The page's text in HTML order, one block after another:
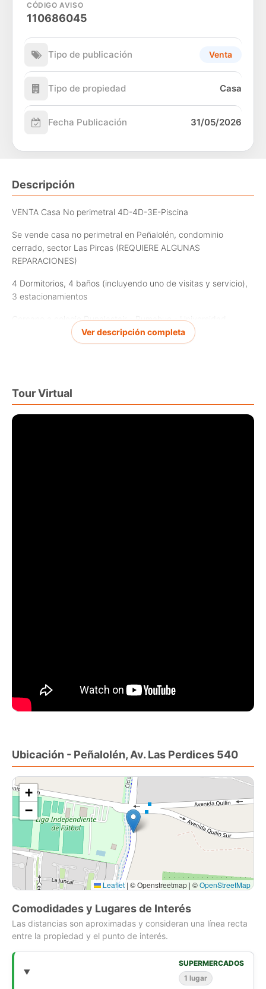
CÓDIGO AVISO
110686045
Tipo de publicación Venta
Tipo de propiedad Casa
Fecha Publicación 31/05/2026
Descripción
VENTA Casa No perimetral 4D-4D-3E-Piscina
Se vende casa no perimetral en Peñalolén, condominio
cerrado, sector Las Pircas (REQUIERE ALGUNAS
REPARACIONES)
4 Dormitorios, 4 baños (incluyendo uno de visitas y servicio),
3 estacionamientos
Cercano a colegio Dunalastair - Pumahue - Universidad
Año de construcción: 2022
- Baño completo con tina y luz natural
- Termopanel en toda la casa
El condominio cuenta seguridad garantizada las 24 horas del
día, con accesos controlados y cámaras de seguridad,
además de áreas verdes con juegos infantiles y
estacionamientos para visitas
Gastos comunes alrededor de $140.000
"Nadie en el mundo vende mas propiedades mas que
RE/MAX"
Ver descripción completa
Tour Virtual
Ubicación - Peñalolén, Av. Las Perdices 540
+
−
Leaflet | © Openstreetmap | ©OpenStreetMap
Comodidades y Lugares de Interés
Las distancias son aproximadas y consideran una línea recta
entre la propiedad y el punto de interés.
SUPERMERCADOS
1 lugar